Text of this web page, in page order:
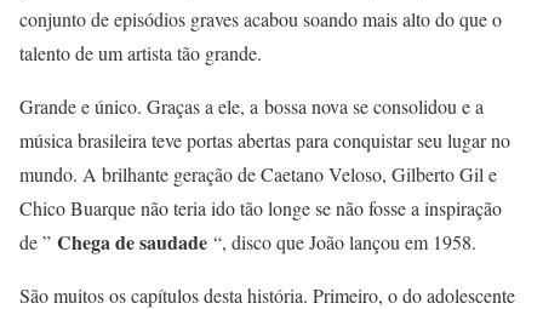
conjunto de episódios graves acabou soando mais alto do que o
talento de um artista tão grande.
Grande e único. Graças a ele, a bossa nova se consolidou e a
música brasileira teve portas abertas para conquistar seu lugar no
mundo. A brilhante geração de Caetano Veloso, Gilberto Gil e
Chico Buarque não teria ido tão longe se não fosse a inspiração
de ” Chega de saudade “, disco que João lançou em 1958.
São muitos os capítulos desta história. Primeiro, o do adolescente